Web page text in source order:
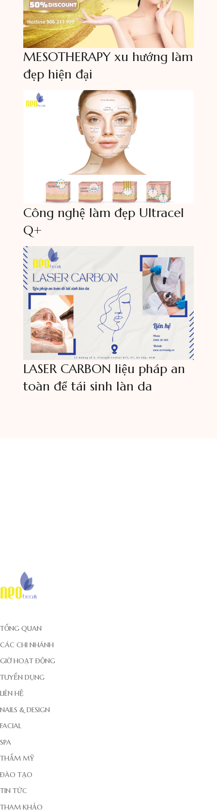
MESOTHERAPY xu hướng làm
đẹp hiện đại
Công nghệ làm đẹp Ultracel
Q+
LASER CARBON liệu pháp an
toàn để tái sinh làn da
TỔNG QUAN
CÁC CHI NHÁNH
GIỜ HOẠT ĐỘNG
TUYỂN DỤNG
LIÊN HỆ
NAILS & DESIGN
FACIAL
SPA
THẨM MỸ
ĐÀO TẠO
TIN TỨC
THAM KHẢO